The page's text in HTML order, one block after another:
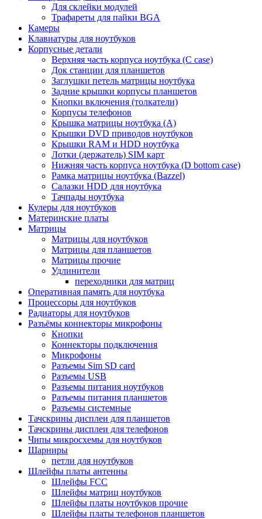
Для склейки модулей
Трафареты для пайки BGA
Камеры
Клавиатуры для ноутбуков
Корпусные детали
Верхняя часть корпуса ноутбука (С case)
Док станции для планшетов
Заглушки петель матрицы ноутбука
Задние крышки корпусы планшетов
Кнопки включения (толкатели)
Корпусы телефонов
Крышка матрицы ноутбука (A)
Крышки DVD приводов ноутбуков
Крышки RAM и HDD ноутбука
Лотки (держатель) SIM карт
Нижняя часть корпуса ноутбука (D bottom case)
Рамка матрицы ноутбука (Bazzel)
Салазки HDD для ноутбука
Тачпады ноутбука
Кулеры для ноутбуков
Материнские платы
Матрицы
Матрицы для ноутбуков
Матрицы для планшетов
Матрицы прочие
Удлинители
переходники для матриц
Оперативная память для ноутбука
Процессоры для ноутбуков
Радиаторы для ноутбуков
Разъёмы коннекторы микрофоны
Кнопки
Коннекторы подключения
Микрофоны
Разъемы Sim SD card
Разъемы USB
Разъемы питания ноутбуков
Разъемы питания планшетов
Разъемы системные
Тачскрины дисплеи для планшетов
Тачскрины дисплеи для телефонов
Чипы микросхемы для ноутбуков
Шарниры
петли для ноутбуков
Шлейфы платы антенны
Шлейфы FCC
Шлейфы матриц ноутбуков
Шлейфы платы ноутбуков прочие
Шлейфы платы телефонов планшетов